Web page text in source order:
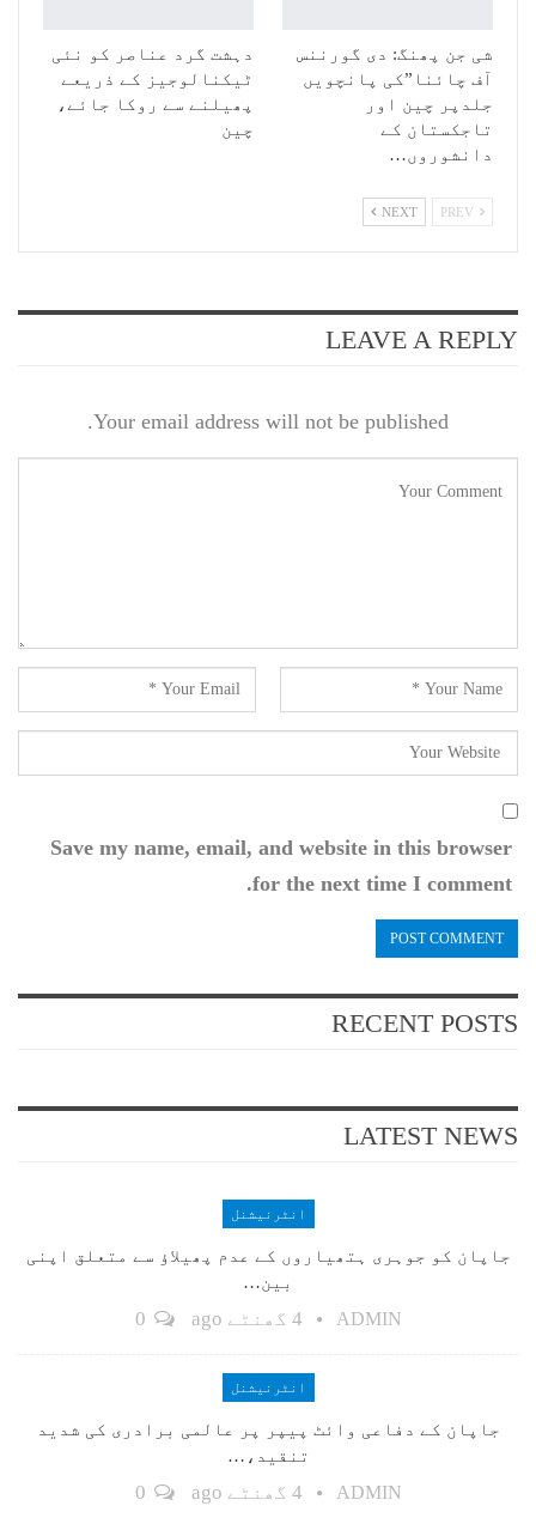
شی جن پھنگ: دی گورننس
آف چائنا”کی پانچویں
جلدپر چین اور
تاجکستان کے
دانشوروں…
دہشت گرد عناصر کو نئی
ٹیکنالوجیز کے ذریعے
پھیلنے سے روکا جائے،
چین
NEXT
LEAVE A REPLY
Your email address will not be published.
Save my name, email, and website in this browser
for the next time I comment.
RECENT POSTS
LATEST NEWS
انٹرنیشنل
جاپان کو جوہری ہتھیاروں کے عدم پھیلاؤ سے متعلق اپنی
بین…
ADMIN 4 گھنٹے ago
انٹرنیشنل
جاپان کے دفاعی وائٹ پیپر پر عالمی برادری کی شدید
تنقید،…
ADMIN 4 گھنٹے ago